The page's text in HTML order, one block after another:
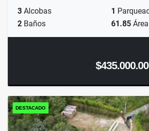
3 Alcobas 1
2 Baños 61.85
DESTACADO